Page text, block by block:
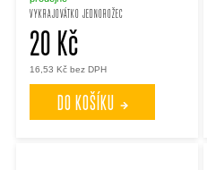
VYKRAJOVÁTKO JEDNOROŽEC
16,53 Kč bez DPH
20 Kč
DO KOŠÍKU